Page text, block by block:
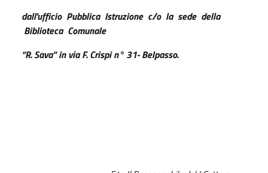
dall'ufficio Pubblica Istruzione c/o la sede della
Biblioteca Comunale
“R. Sava” in via F. Crispi n° 31- Belpasso.